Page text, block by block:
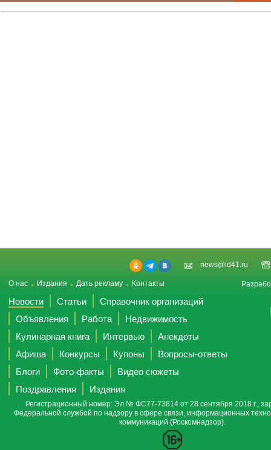
news@id41.ru
О нас Издания Дать рекламу Контакты
Новости Статьи
Справочник организаций
Объявления
Работа
Недвижимость
Кулинарная книга
Интервью
Анекдоты
Афиша
Конкурсы Купоны
Вопросы-ответы
Блоги
Фото-факты
Видео сюжеты
Поздравления
Издания
Регистрационный номер: Эл № ФС77-73814 от 28 сентября 2018 г.,
Федеральной службой по надзору в сфере связи, информационных
коммуникаций (Роскомнадзор).